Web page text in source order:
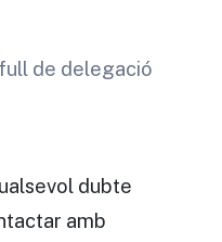
de delegació
dubte
amb